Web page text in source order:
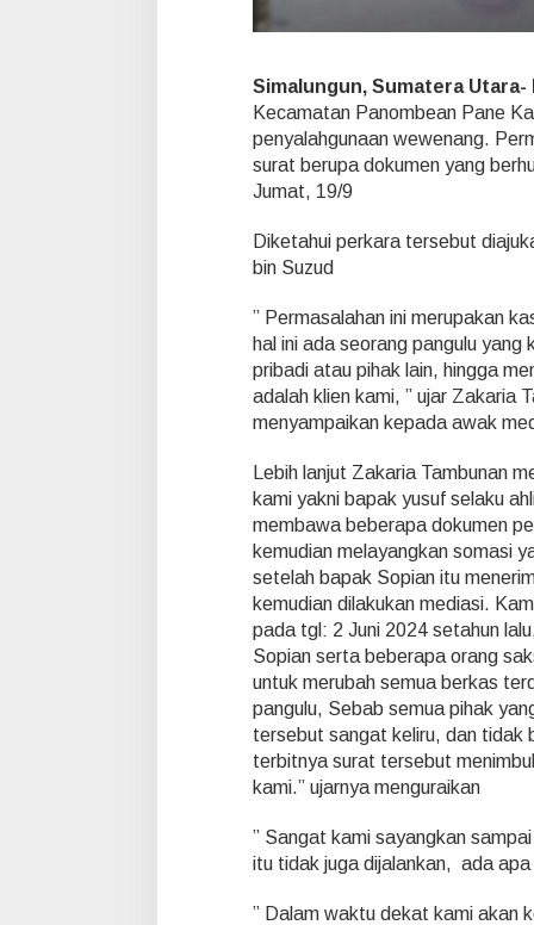
D
o
u
m
Simalungun, Sumatera
Kecamatan Panombean Pane
penyalahgunaan wewenang.
surat berupa dokumen yang
Jumat, 19/9
Diketahui perkara tersebut
bin Suzud
” Permasalahan ini merupakan
hal ini ada seorang pangulu yang
pribadi atau pihak lain, hingga
adalah klien kami, ” ujar Zakaria
menyampaikan kepada awak
Lebih lanjut Zakaria Tambunan
kami yakni bapak yusuf selaku
membawa beberapa dokumen
kemudian melayangkan somasi
setelah bapak Sopian itu
kemudian dilakukan mediasi.
pada tgl: 2 Juni 2024 setahun
Sopian serta beberapa orang
untuk merubah semua berkas
pangulu, Sebab semua pihak
tersebut sangat keliru, dan tidak
terbitnya surat tersebut
kami.” ujarnya menguraikan
” Sangat kami sayangkan
itu tidak juga dijalankan, ada
” Dalam waktu dekat kami akan